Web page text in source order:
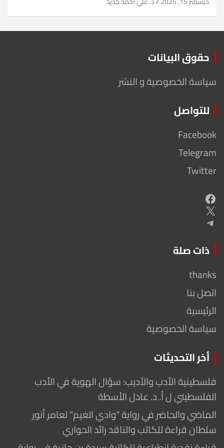
حقوق البيانات
سياسة الخصوصية و النشر
للتواصل
Facebook
Telegram
Twitter
Facebook
X
Telegram
ذات صلة
thanks
اتصل بنا
الرئيسية
سياسة الخصوصية
أخر التحديثات
فلسطينية الأدب والأديب: سؤال الهوية في الأدب
الفلسطيني ل أ. د. عادل الأسطة
الماضي والحاضر في رواية “وادي الغيم” لعامر أنور
سلطان قراءة للكاتب والناقد رائد الحواري